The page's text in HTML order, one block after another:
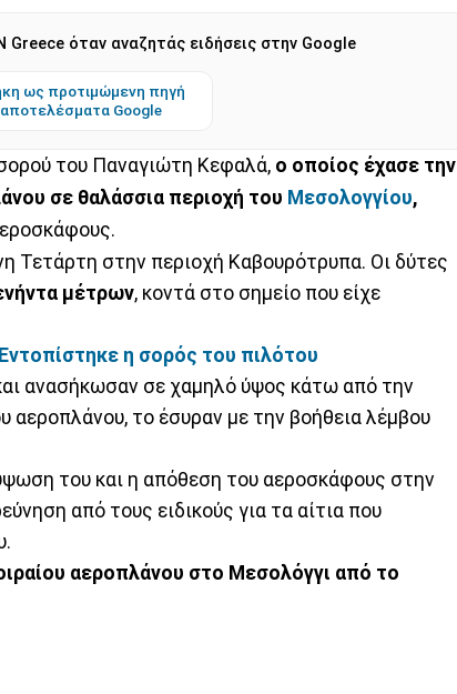
όταν αναζητάς ειδήσεις στην Google
ως προτιμώμενη πηγή
Google
του Παναγιώτη Κεφαλά, ο οποίος έχασε την
σε θαλάσσια περιοχή του Μεσολογγίου,
Τετάρτη στην περιοχή Καβουρότρυπα. Οι δύτες
μέτρων, κοντά στο σημείο που είχε
η σορός του πιλότου
ανασήκωσαν σε χαμηλό ύψος κάτω από την
αεροπλάνου, το έσυραν με την βοήθεια λέμβου
του και η απόθεση του αεροσκάφους στην
από τους ειδικούς για τα αίτια που
αεροπλάνου στο Μεσολόγγι από το